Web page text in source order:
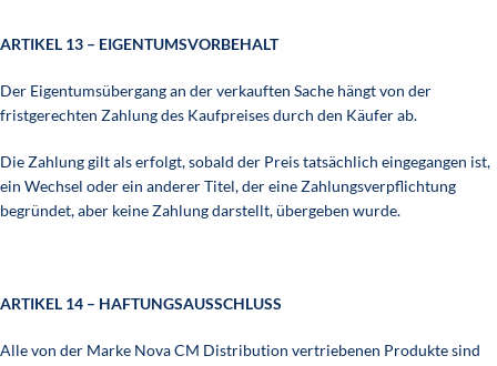
ARTIKEL 13 – EIGENTUMSVORBEHALT
Der Eigentumsübergang an der verkauften Sache hängt von der
fristgerechten Zahlung des Kaufpreises durch den Käufer ab.
Die Zahlung gilt als erfolgt, sobald der Preis tatsächlich eingegangen ist,
ein Wechsel oder ein anderer Titel, der eine Zahlungsverpflichtung
begründet, aber keine Zahlung darstellt, übergeben wurde.
ARTIKEL 14 – HAFTUNGSAUSSCHLUSS
Alle von der Marke Nova CM Distribution vertriebenen Produkte sind